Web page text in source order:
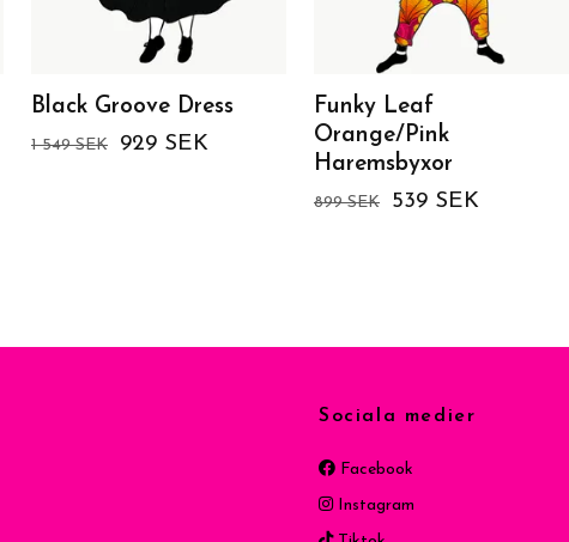
Black Groove Dress
1 549 SEK 929 SEK
Funky Leaf
Orange/Pink
Haremsbyxor
899 SEK 539 SEK
Sociala medier
Facebook
Instagram